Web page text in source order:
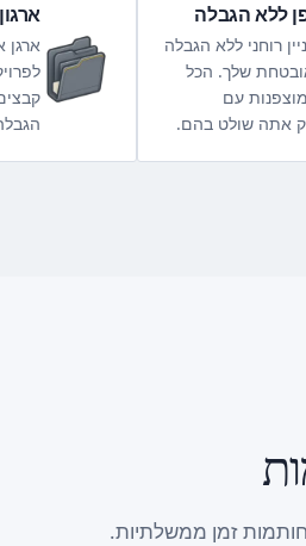
ללא הגבלה
רוחני ללא הגבלה
שלך. הכל
עם
אתה שולט בהם.
ארגן
חותמות זמן ממשלתיות.